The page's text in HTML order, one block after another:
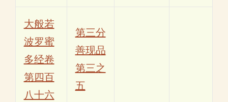
大般若
波罗蜜
多经卷
第四百
八十六
第三分
善现品
第三之
五